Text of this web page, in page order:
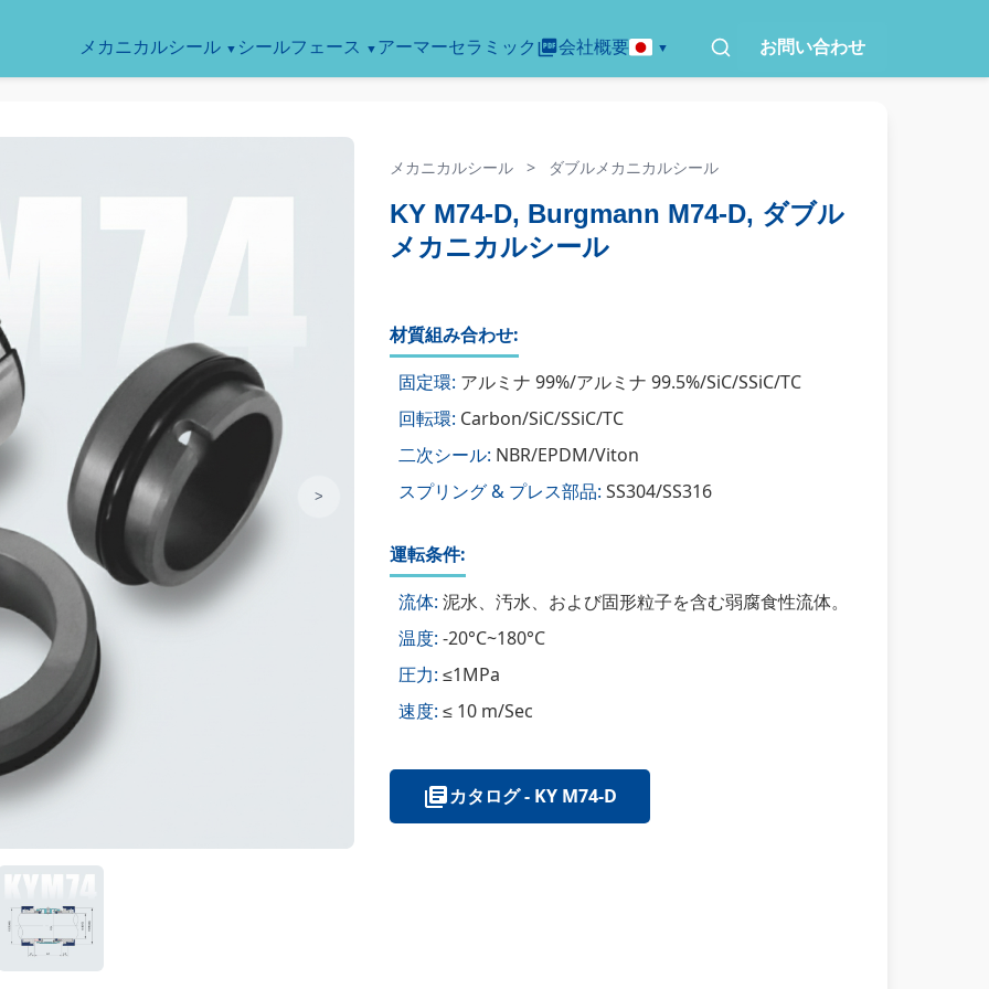
メカニカルシール シールフェース アーマーセラミック 会社概要 お問い合わせ
>
メカニカルシール > ダブルメカニカルシール
KY M74-D, Burgmann M74-D, ダブル
メカニカルシール
材質組み合わせ:
固定環: アルミナ 99%/アルミナ 99.5%/SiC/SSiC/TC
回転環: Carbon/SiC/SSiC/TC
二次シール: NBR/EPDM/Viton
スプリング & プレス部品: SS304/SS316
運転条件:
流体: 泥水、汚水、および固形粒子を含む弱腐食性流体。
温度: -20°C~180°C
圧力: ≤1MPa
速度: ≤ 10 m/Sec
カタログ - KY M74-D